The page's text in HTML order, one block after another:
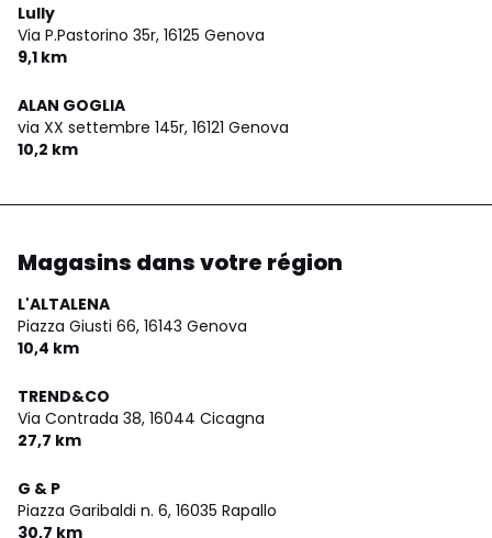
Lully
Via P.Pastorino 35r, 16125 Genova
9,1 km
ALAN GOGLIA
via XX settembre 145r, 16121 Genova
10,2 km
Magasins dans votre région
L'ALTALENA
Piazza Giusti 66, 16143 Genova
10,4 km
TREND&CO
Via Contrada 38, 16044 Cicagna
27,7 km
G & P
Piazza Garibaldi n. 6, 16035 Rapallo
30,7 km